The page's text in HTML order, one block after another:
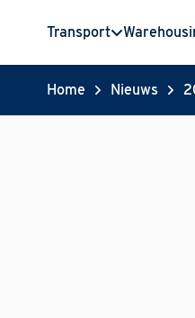
Transport
Home Nieuws